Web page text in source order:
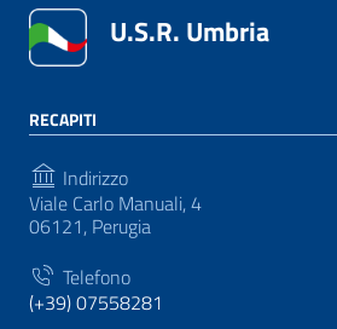
U.S.R. Umbria
RECAPITI
Indirizzo
Viale Carlo Manuali, 4
06121, Perugia
Telefono
(+39) 07558281